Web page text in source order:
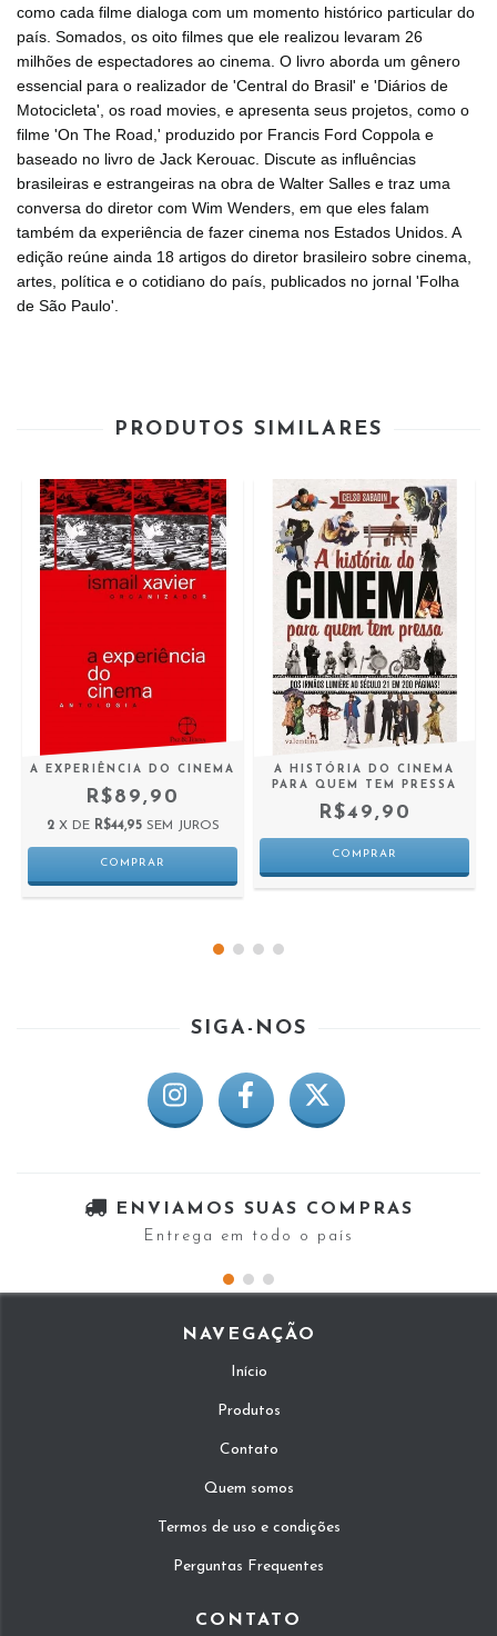
como cada filme dialoga com um momento histórico particular do
país. Somados, os oito filmes que ele realizou levaram 26
milhões de espectadores ao cinema. O livro aborda um gênero
essencial para o realizador de 'Central do Brasil' e 'Diários de
Motocicleta', os road movies, e apresenta seus projetos, como o
filme 'On The Road,' produzido por Francis Ford Coppola e
baseado no livro de Jack Kerouac. Discute as influências
brasileiras e estrangeiras na obra de Walter Salles e traz uma
conversa do diretor com Wim Wenders, em que eles falam
também da experiência de fazer cinema nos Estados Unidos. A
edição reúne ainda 18 artigos do diretor brasileiro sobre cinema,
artes, política e o cotidiano do país, publicados no jornal 'Folha
de São Paulo'.
PRODUTOS SIMILARES
A EXPERIÊNCIA DO CINEMA
R$89,90
2 X DE R$44,95 SEM JUROS
A HISTÓRIA DO CINEMA
PARA QUEM TEM PRESSA
R$49,90
SIGA-NOS
ENVIAMOS SUAS COMPRAS
Entrega em todo o país
NAVEGAÇÃO
Início
Produtos
Contato
Quem somos
Termos de uso e condições
Perguntas Frequentes
CONTATO